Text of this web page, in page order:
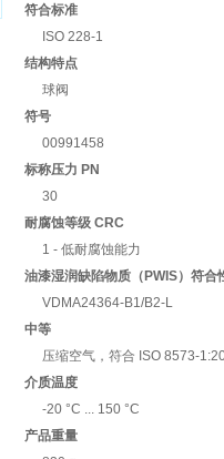
符合标准
ISO 228-1
结构特点
球阀
符号
00991458
标称压力 PN
30
耐腐蚀等级 CRC
1 - 低耐腐蚀能力
油漆湿润缺陷物质（PWIS）符合
VDMA24364-B1/B2-L
中等
压缩空气，符合 ISO 8573-
介质温度
-20 °C ... 150 °C
产品重量